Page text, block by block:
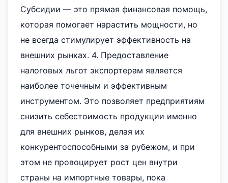
Субсидии — это прямая финансовая помощь,
которая помогает нарастить мощности, но
не всегда стимулирует эффективность на
внешних рынках. 4. Предоставление
налоговых льгот экспортерам является
наиболее точечным и эффективным
инструментом. Это позволяет предприятиям
снизить себестоимость продукции именно
для внешних рынков, делая их
конкурентоспособными за рубежом, и при
этом не провоцирует рост цен внутри
страны на импортные товары, пока